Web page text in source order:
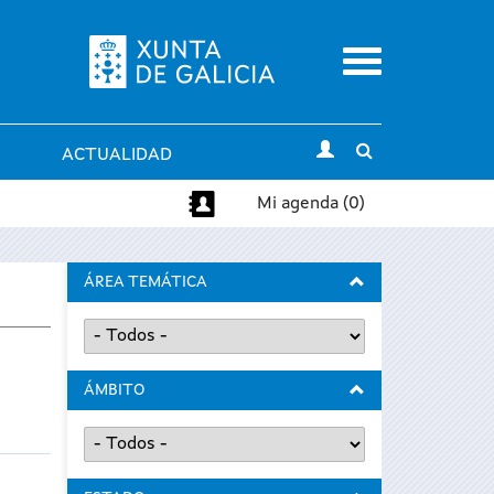
Menu
ACTUALIDAD
search
Mi agenda (0)
ÁREA TEMÁTICA
ÁMBITO